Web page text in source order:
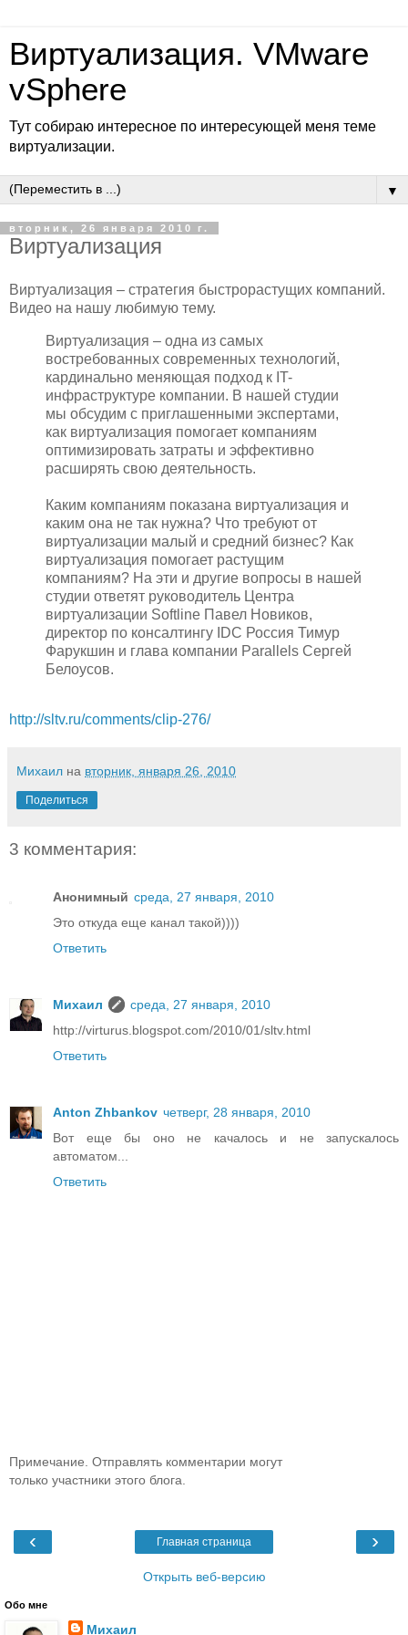
Виртуализация. VMware
vSphere
Тут собираю интересное по интересующей меня теме
виртуализации.
▼
вторник, 26 января 2010 г.
Виртуализация
Виртуализация – стратегия быстрорастущих компаний.
Видео на нашу любимую тему.
Виртуализация – одна из самых
востребованных современных технологий,
кардинально меняющая подход к IT-
инфраструктуре компании. В нашей студии
мы обсудим с приглашенными экспертами,
как виртуализация помогает компаниям
оптимизировать затраты и эффективно
расширять свою деятельность.
Каким компаниям показана виртуализация и
каким она не так нужна? Что требуют от
виртуализации малый и средний бизнес? Как
виртуализация помогает растущим
компаниям? На эти и другие вопросы в нашей
студии ответят руководитель Центра
виртуализации Softline Павел Новиков,
директор по консалтингу IDC Россия Тимур
Фарукшин и глава компании Parallels Сергей
Белоусов.
http://sltv.ru/comments/clip-276/
Михаил на вторник, января 26, 2010
Поделиться
3 комментария:
Анонимный среда, 27 января, 2010
Это откуда еще канал такой))))
Ответить
Михаил
среда, 27 января, 2010
http://virturus.blogspot.com/2010/01/sltv.html
Ответить
Anton Zhbankov четверг, 28 января, 2010
Вот еще бы оно не качалось и не запускалось
автоматом...
Ответить
Примечание. Отправлять комментарии могут
только участники этого блога.
‹ ›
Главная страница
Открыть веб-версию
Обо мне
Михаил